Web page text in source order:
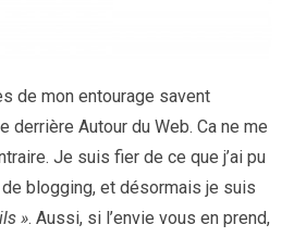
de mon entourage savent
derrière Autour du Web. Ca ne me
Je suis fier de ce que j’ai pu
blogging, et désormais je suis
». Aussi, si l’envie vous en prend,